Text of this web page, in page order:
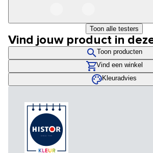
Toon alle testers
Vind jouw product in
Toon producten
Vind een winkel
Kleuradvies